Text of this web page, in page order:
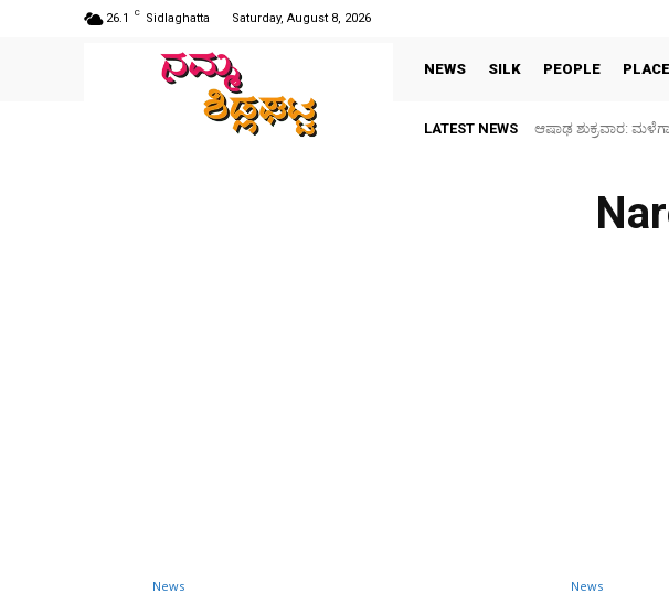
26.1 C Sidlaghatta Saturday, August 8, 2026
NEWS SILK PEOPLE
LATEST NEWS ಆಷಾಢ ಶುಕ್ರವಾರ:
News News